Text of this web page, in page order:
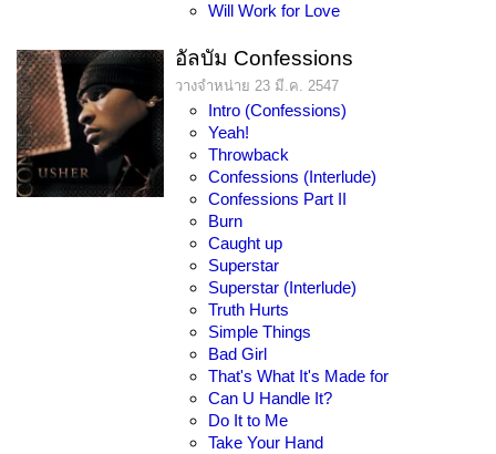
Will Work for Love
อัลบัม Confessions
วางจำหน่าย 23 มี.ค. 2547
Intro (Confessions)
Yeah!
Throwback
Confessions (Interlude)
Confessions Part II
Burn
Caught up
Superstar
Superstar (Interlude)
Truth Hurts
Simple Things
Bad Girl
That's What It's Made for
Can U Handle It?
Do It to Me
Take Your Hand